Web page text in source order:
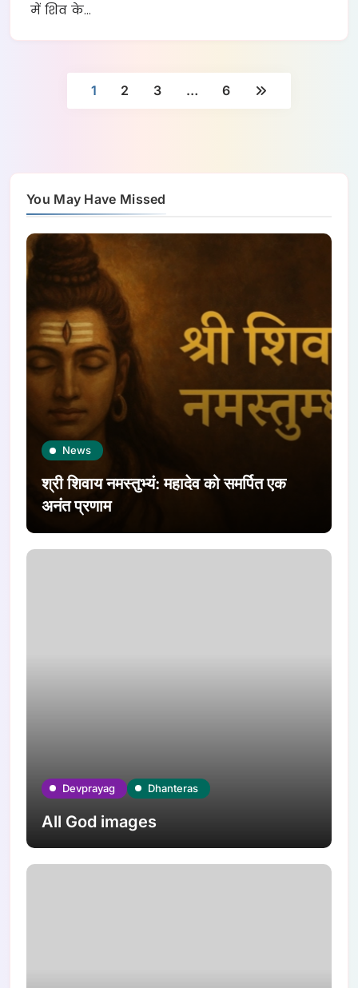
में शिव के…
1 2 3 … 6
You May Have Missed
News
श्री शिवाय नमस्तुभ्यं: महादेव को समर्पित एक
अनंत प्रणाम
Devprayag Dhanteras
All God images